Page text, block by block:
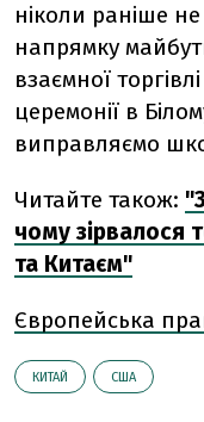
ніколи раніше
напрямку
взаємної
церемонії в
виправляємо
Читайте також:
чому зірвалося
та Китаєм"
Європейська
КИТАЙ США